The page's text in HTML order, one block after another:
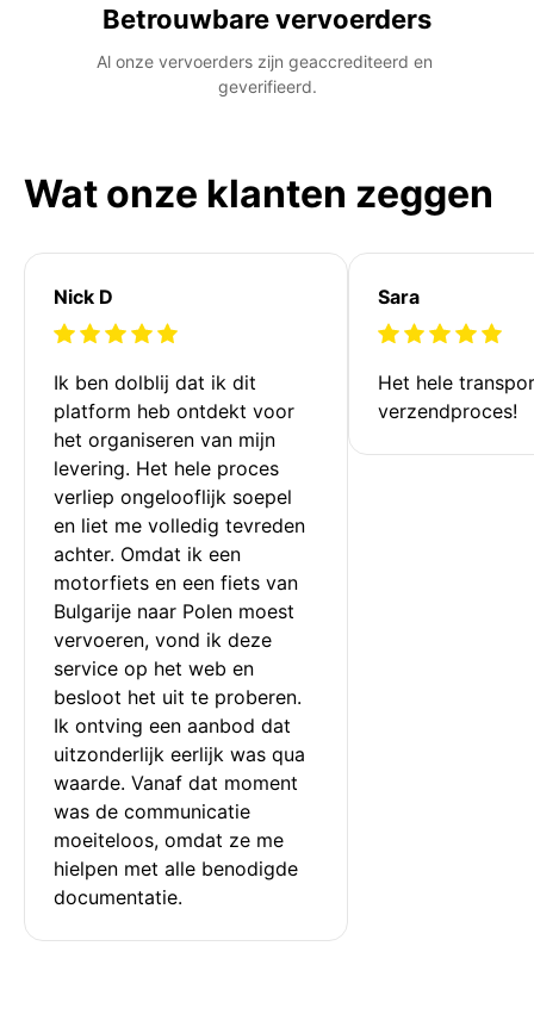
Betrouwbare vervoerders
Al onze vervoerders zijn geaccrediteerd en
geverifieerd.
Wat onze klanten zeggen
Nick D
Ik ben dolblij dat ik dit
platform heb ontdekt voor
het organiseren van mijn
levering. Het hele proces
verliep ongelooflijk soepel
en liet me volledig tevreden
achter. Omdat ik een
motorfiets en een fiets van
Bulgarije naar Polen moest
vervoeren, vond ik deze
service op het web en
besloot het uit te proberen.
Ik ontving een aanbod dat
uitzonderlijk eerlijk was qua
waarde. Vanaf dat moment
was de communicatie
moeiteloos, omdat ze me
hielpen met alle benodigde
documentatie.
Sara
Het hele
verzendproces!